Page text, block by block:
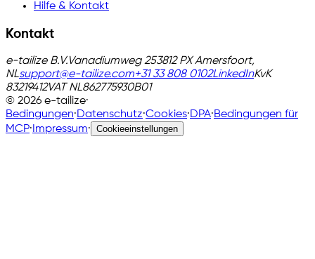
Hilfe & Kontakt
Kontakt
e-tailize B.V.Vanadiumweg 253812 PX Amersfoort,
NLsupport@e-tailize.com+31 33 808 0102LinkedInKvK
83219412VAT NL862775930B01
© 2026 e-tailize·
Bedingungen·Datenschutz·Cookies·DPA·Bedingungen für
MCP·Impressum· Cookieeinstellungen